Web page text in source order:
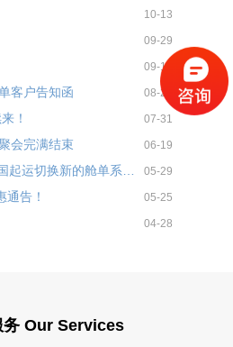
10-13
09-29
09-19
客户告知函 08-25
！ 07-31
会完满结束 06-19
【重要】关于6月1日开始中国起运切换新的舱单系统通知 05-29
告！ 05-25
04-28
务 Our Services